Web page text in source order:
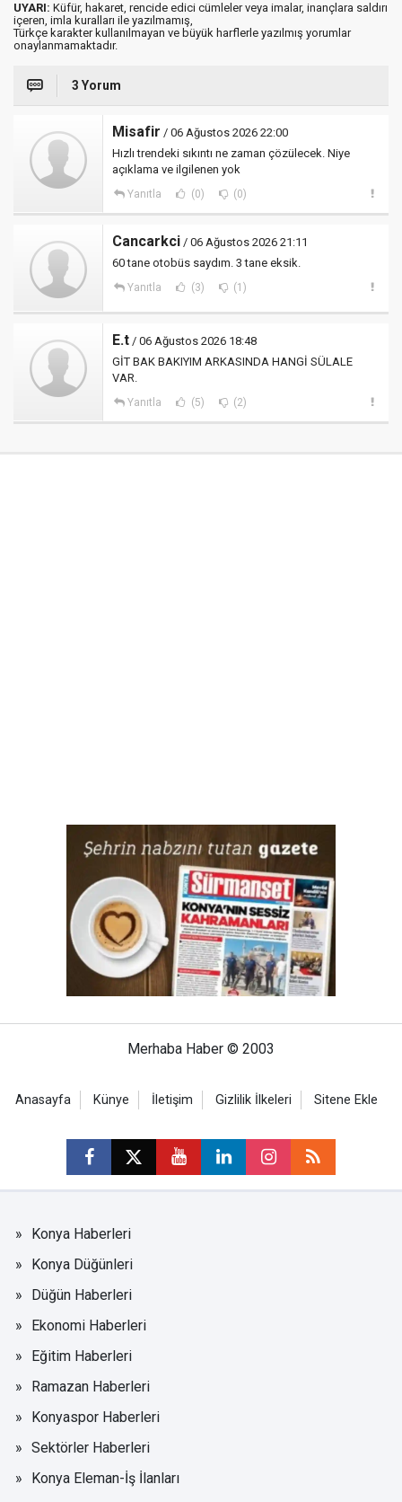
UYARI: Küfür, hakaret, rencide edici cümleler veya imalar, inançlara saldırı
içeren, imla kuralları ile yazılmamış,
Türkçe karakter kullanılmayan ve büyük harflerle yazılmış yorumlar
onaylanmamaktadır.
3 Yorum
Misafir / 06 Ağustos 2026 22:00
Hızlı trendeki sıkıntı ne zaman çözülecek. Niye
açıklama ve ilgilenen yok
Yanıtla (0) (0)
Cancarkci / 06 Ağustos 2026 21:11
60 tane otobüs saydım. 3 tane eksik.
Yanıtla (3) (1)
E.t / 06 Ağustos 2026 18:48
GİT BAK BAKIYIM ARKASINDA HANGİ SÜLALE
VAR.
Yanıtla (5) (2)
Merhaba Haber © 2003
Anasayfa Künye İletişim Gizlilik İlkeleri Sitene Ekle
Konya Haberleri
Konya Düğünleri
Düğün Haberleri
Ekonomi Haberleri
Eğitim Haberleri
Ramazan Haberleri
Konyaspor Haberleri
Sektörler Haberleri
Konya Eleman-İş İlanları